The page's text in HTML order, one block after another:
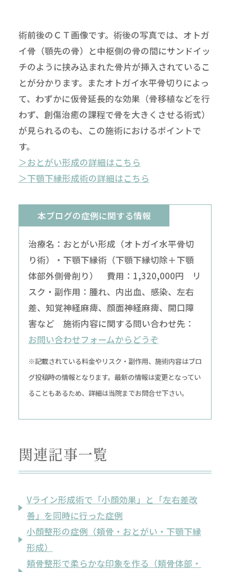
術前後のＣＴ画像です。術後の写真では、オトガ
イ骨（顎先の骨）と中枢側の骨の間にサンドイッ
チのように挟み込まれた骨片が挿入されているこ
とが分かります。またオトガイ水平骨切りによっ
て、わずかに仮骨延長的な効果（骨移植などを行
わず、創傷治癒の課程で骨を大きくさせる術式）
が見られるのも、この施術におけるポイントで
す。
＞おとがい形成の詳細はこちら
＞下顎下縁形成術の詳細はこちら
本ブログの症例に関する情報
治療名：おとがい形成（オトガイ水平骨切
り術）・下顎下縁術（下顎下縁切除＋下顎
体部外側骨削り） 費用：1,320,000円 リ
スク・副作用：腫れ、内出血、感染、左右
差、知覚神経麻痺、顔面神経麻痺、開口障
害など 施術内容に関する問い合わせ先：
お問い合わせフォームからどうぞ
※記載されている料金やリスク・副作用、施術内容はブロ
グ投稿時の情報となります。最新の情報は変更となってい
ることもあるため、詳細は当院までお問合せ下さい。
関連記事一覧
Vライン形成術で「小顔効果」と「左右差改
善」を同時に行った症例
小顔整形の症例（頬骨・おとがい・下顎下縁
形成）
頬骨整形で柔らかな印象を作る（頬骨体部・